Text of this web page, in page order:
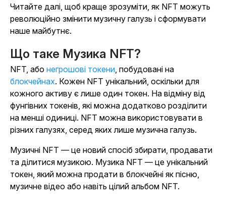
Читайте далі, щоб краще зрозуміти, як NFT можуть
революційно змінити музичну галузь і сформувати
наше майбутнє.
Що таке Музика NFT?
NFT, або негрошові токени, побудовані на
блокчейнах. Кожен NFT унікальний, оскільки для
кожного активу є лише один токен. На відміну від
фунгівних токенів, які можна додатково розділити
на менші одиниці. NFT можна використовувати в
різних галузях, серед яких лише музична галузь.
Музичні NFT — це новий спосіб збирати, продавати
та ділитися музикою. Музика NFT — це унікальний
токен, який можна продати в блокчейні як пісню,
музичне відео або навіть цілий альбом NFT.